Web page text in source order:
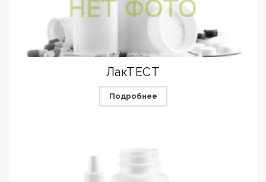
ЛакТЕСТ
Подробнее